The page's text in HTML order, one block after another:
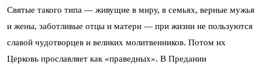
Святые такого типа — живущие в миру, в семьях, верные мужья
и жены, заботливые отцы и матери — при жизни не пользуются
славой чудотворцев и великих молитвенников. Потом их
Церковь прославляет как «праведных». В Предании